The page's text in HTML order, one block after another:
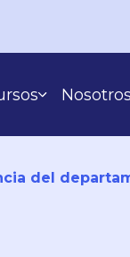
De Éxito
Center
Nosotros
del